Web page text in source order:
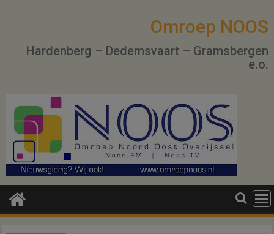
Omroep NOOS
Hardenberg – Dedemsvaart – Gramsbergen
e.o.